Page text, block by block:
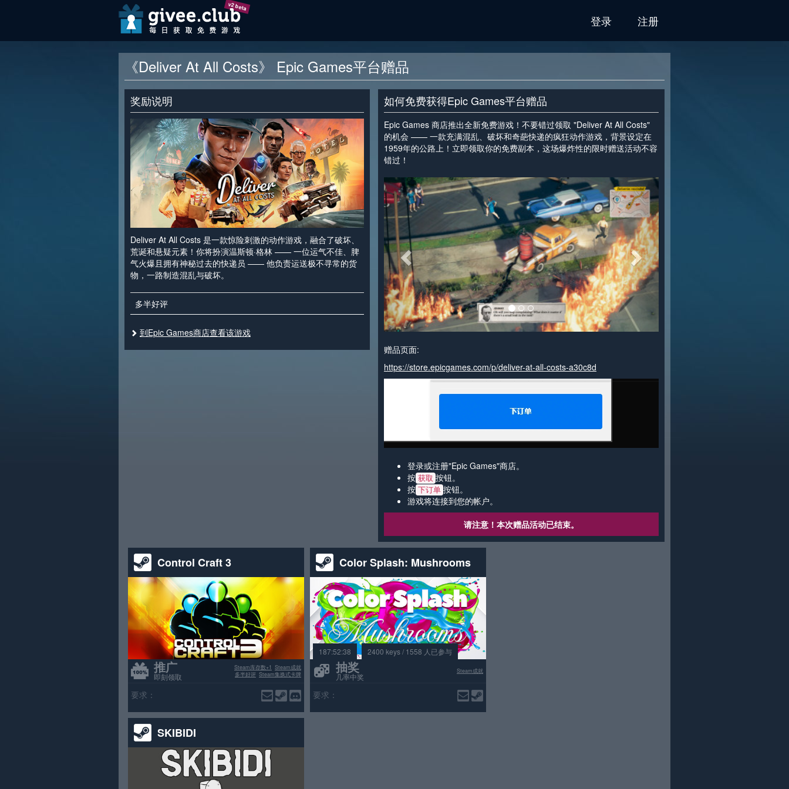
v2 beta
登录 注册
《Deliver At All Costs》 Epic Games平台赠品
奖励说明
Deliver At All Costs 是一款惊险刺激的动作游戏，融合了破坏、
荒诞和悬疑元素！你将扮演温斯顿·格林 —— 一位运气不佳、脾
气火爆且拥有神秘过去的快递员 —— 他负责运送极不寻常的货
物，一路制造混乱与破坏。
多半好评
到Epic Games商店查看该游戏
如何免费获得Epic Games平台赠品
Epic Games 商店推出全新免费游戏！不要错过领取 "Deliver At All Costs"
的机会 —— 一款充满混乱、破坏和奇葩快递的疯狂动作游戏，背景设定在
1959年的公路上！立即领取你的免费副本，这场爆炸性的限时赠送活动不容
错过！
< >
赠品页面:
https://store.epicgames.com/p/deliver-at-all-costs-a30c8d
登录或注册"Epic Games"商店。
按 获取 按钮。
按 下订单 按钮。
游戏将连接到您的帐户。
请注意！本次赠品活动已结束。
Control Craft 3
推广
即刻领取
Steam成就
Steam库存数+1
Steam集换式卡牌
多半好评
要求：
Color Splash: Mushrooms
187:52:38 2400 keys / 1558 人已参与
抽奖
几率中奖
Steam成就
要求：
SKIBIDI